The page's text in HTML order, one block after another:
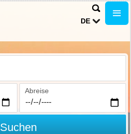
DE
Abreise
Suchen